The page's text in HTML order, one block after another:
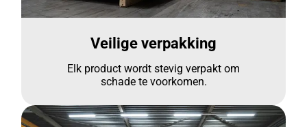
Veilige verpakking
Elk product wordt stevig verpakt om
schade te voorkomen.